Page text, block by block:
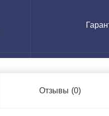
Отзывы (0)